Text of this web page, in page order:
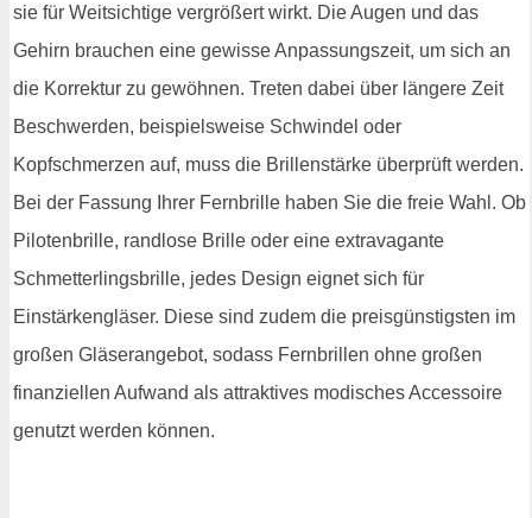
sie für Weitsichtige vergrößert wirkt. Die Augen und das
Gehirn brauchen eine gewisse Anpassungszeit, um sich an
die Korrektur zu gewöhnen. Treten dabei über längere Zeit
Beschwerden, beispielsweise Schwindel oder
Kopfschmerzen auf, muss die Brillenstärke überprüft werden.
Bei der Fassung Ihrer Fernbrille haben Sie die freie Wahl. Ob
Pilotenbrille, randlose Brille oder eine extravagante
Schmetterlingsbrille, jedes Design eignet sich für
Einstärkengläser. Diese sind zudem die preisgünstigsten im
großen Gläserangebot, sodass Fernbrillen ohne großen
finanziellen Aufwand als attraktives modisches Accessoire
genutzt werden können.